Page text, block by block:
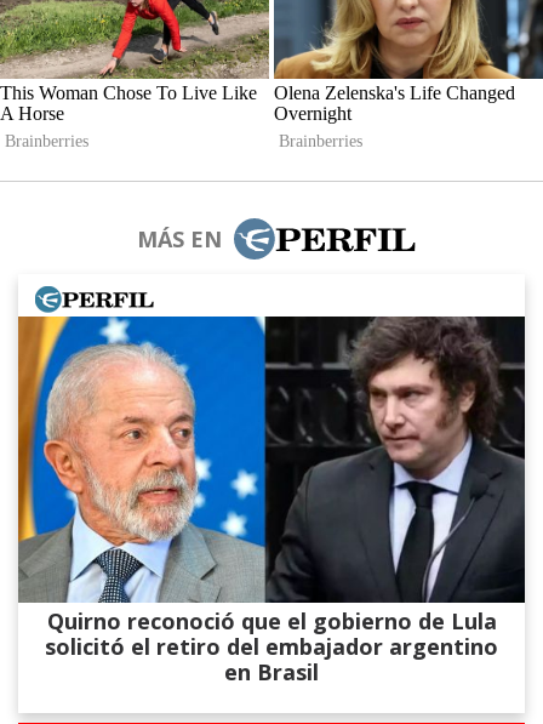
MÁS EN
Quirno reconoció que el gobierno de Lula
solicitó el retiro del embajador argentino
en Brasil